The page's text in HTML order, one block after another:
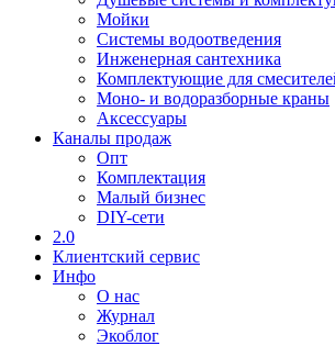
Мойки
Системы водоотведения
Инженерная сантехника
Комплектующие для
Моно- и водоразборные краны
Аксессуары
Каналы продаж
Опт
Комплектация
Малый бизнес
DIY-сети
2.0
Клиентский сервис
Инфо
О нас
Журнал
Экоблог